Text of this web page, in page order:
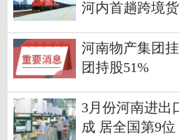
河内首趟跨境
河南物产集团
团持股51%
3月份河南进出
成 居全国第9位